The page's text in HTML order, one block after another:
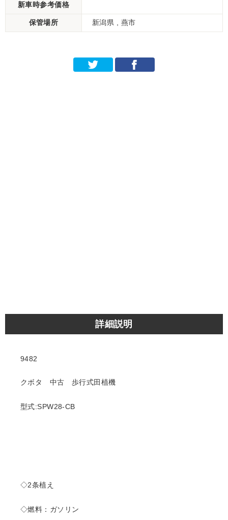
新車時参考価格
保管場所 新潟県 , 燕市
詳細説明
9482
クボタ 中古 歩行式田植機
型式:SPW28-CB
◇2条植え
◇燃料：ガソリン